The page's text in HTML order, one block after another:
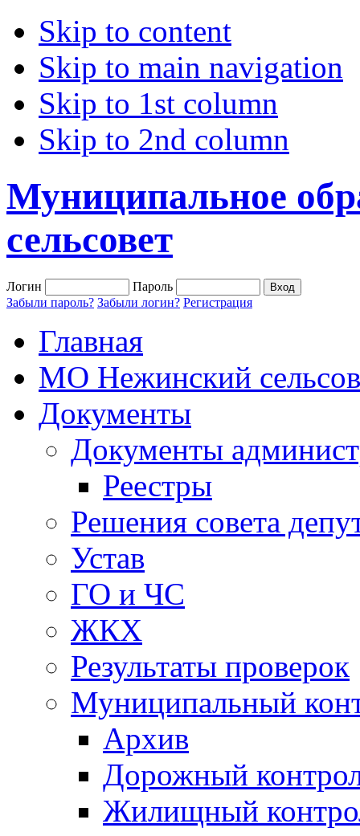
Skip to content
Skip to main navigation
Skip to 1st column
Skip to 2nd column
Муниципальное
сельсовет
Логин
Пароль
Забыли пароль? Забыли логин? Регистрация
Главная
МО Нежинский
Документы
Документы
Реестры
Решения совета
Устав
ГО и ЧС
ЖКХ
Результаты проверок
Муниципальный
Архив
Дорожный
Жилищный